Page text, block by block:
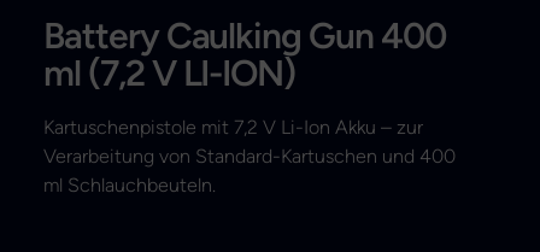
Battery Caulking Gun 400
ml (7,2 V LI-ION)
Kartuschenpistole mit 7,2 V Li-Ion Akku – zur
Verarbeitung von Standard-Kartuschen und 400
ml Schlauchbeuteln.